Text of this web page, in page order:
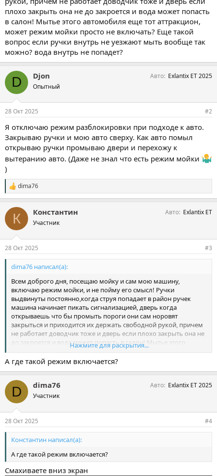
плохо закрыть она не до закроется и вода может попасть
в салон! Мытье этого автомобиля еще тот аттракцион,
может режим мойки просто не включать? Еще такой
вопрос если ручки внутрь не уезжают мыть вообще так
можно? вода внутрь не попадет?
D Djon
Опытный
Авто Exlantix ET 2025
28 Окт 2025 #2
Я отключаю режим разблокировки при подходе к авто.
Закрываю ручки и мою авто сверху. Как авто помыл
открываю ручки промываю двери и перехожу к
вытеранию авто. (Даже не знал что есть режим мойки
)
С
и
п
т
:
dima76
К Константин
Участник
Авто Exlantix ET
28 Окт 2025 #3
dima76 написал(а):
Всем доброго дня, посещаю мойку и сам мою машину,
включаю режим мойки, и не пойму его смысл! Ручки
выдвинуты постоянно,когда струя попадает в район ручек
машина начинает пикать сигнализацией, дверь когда
открываешь что бы промыть пороги они сам норовят
закрыться и приходится их держать свободной рукой, причем
не работает доводчик тоже и дверь если плохо закрыть она не
до закроется и вода может попасть в салон! Мытье этого
автомобиля еще тот аттракцион, может режим мойки просто
не включать? Еще такой вопрос если ручки внутрь не уезжают
мыть вообще так можно? вода внутрь не попадет?
Нажмите для раскрытия...
А где такой режим включается?
D dima76
Участник
Авто Exlantix ET 2025
28 Окт 2025 #4
Константин написал(а):
А где такой режим включается?
Смахиваете вниз экран